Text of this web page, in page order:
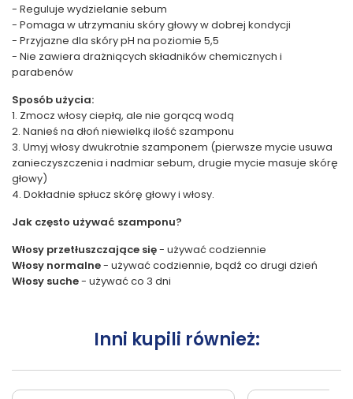
- Reguluje wydzielanie sebum
- Pomaga w utrzymaniu skóry głowy w dobrej kondycji
- Przyjazne dla skóry pH na poziomie 5,5
- Nie zawiera drażniących składników chemicznych i
parabenów
Sposób użycia:
1. Zmocz włosy ciepłą, ale nie gorącą wodą
2. Nanieś na dłoń niewielką ilość szamponu
3. Umyj włosy dwukrotnie szamponem (pierwsze mycie usuwa
zanieczyszczenia i nadmiar sebum, drugie mycie masuje skórę
głowy)
4. Dokładnie spłucz skórę głowy i włosy.
Jak często używać szamponu?
Włosy przetłuszczające się- używać codziennie
Włosy normalne- używać codziennie, bądź co drugi dzień
Włosy suche- używać co 3 dni
Inni kupili również: